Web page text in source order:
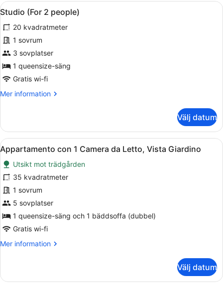
sovrum
sjöutsikt
(For
4
people)
Öppna
alla
foton
för
Studio
(For
2
Ett sovrum med en stor säng, en
6
Studio (For 2 people)
20 kvadratmeter
1 sovrum
3 sovplatser
1 queensize-säng
Gratis wi-fi
Mer information
Mer
(For
people)
Välj datum
Öppna
alla
foton
för
Appartamento
con
1
Camera
da
Letto,
Ett rum med en skjutdörr i glas
4
Appartamento con 1 Camera da Letto, Vista Giardino
Utsikt mot trädgården
35 kvadratmeter
1 sovrum
5 sovplatser
1 queensize-säng och 1 bäddsoffa (dubbel)
Gratis wi-fi
Mer information
Mer
con
Välj datum